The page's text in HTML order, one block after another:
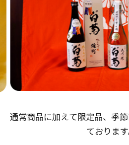
通常商品に加えて限定品、季
ております